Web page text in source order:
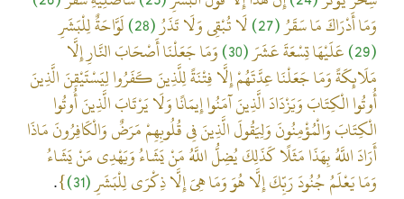
وَمَا أَدْرَاكَ مَا سَقَرُ(27) لَا تُبْقِي وَلَا تَذَرُ(28)
لَوَّاحَةٌ لِلْبَشَرِ
(29)
عَلَيْهَا تِسْعَةَ عَشَرَ(30)
وَمَا جَعَلْنَا أَصْحَابَ النَّارِ إِلَّا
مَلَائِكَةً وَمَا جَعَلْنَا عِدَّتَهُمْ إِلَّا فِتْنَةً لِلَّذِينَ كَفَرُوا لِيَسْتَيْقِنَ الَّذِينَ
أُوتُوا الْكِتَابَ وَيَزْدَادَ الَّذِينَ آمَنُوا إِيمَانًا وَلَا يَرْتَابَ الَّذِينَ أُوتُوا
الْكِتَابَ وَالْمُؤْمِنُونَ وَلِيَقُولَ الَّذِينَ فِي قُلُوبِهِمْ مَرَضٌ وَالْكَافِرُونَ مَاذَا
أَرَادَ اللَّهُ بِهَذَا مَثَلًا كَذَلِكَ يُضِلُّ اللَّهُ مَنْ يَشَاءُ وَيَهْدِي مَنْ يَشَاءُ
وَمَا يَعْلَمُ جُنُودَ رَبِّكَ إِلَّا هُوَ وَمَا هِيَ إِلَّا ذِكْرَى لِلْبَشَرِ(31)
}
.